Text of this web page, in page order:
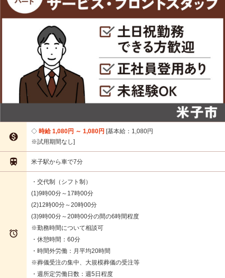

時給 1,080円 ～ 1,080円 基本給：1,080円
※試用期間なし
 米子駅から車で7分

・交代制（シフト制）
(1)9時00分～17時00分
(2)12時00分～20時00分
(3)9時00分～20時00分の間の6時間程度
※勤務時間について相談可
・休憩時間：60分
・時間外労働：月平均20時間
※葬儀受注の集中、大規模葬儀の受注等
・週所定労働日数：週5日程度